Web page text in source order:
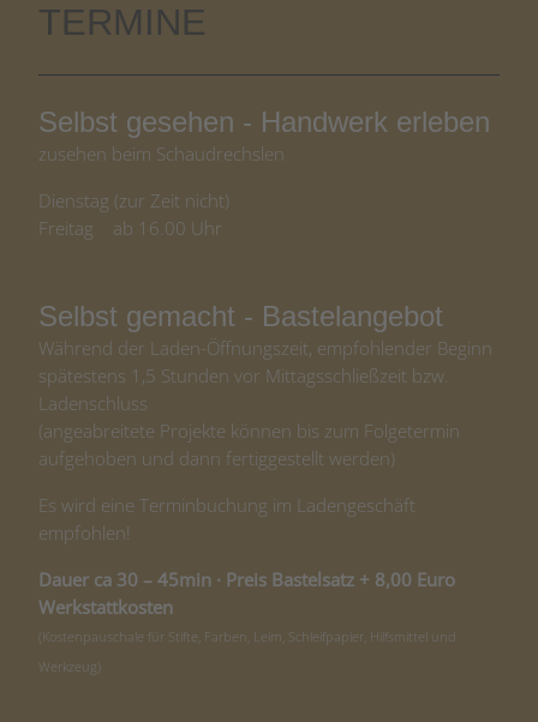
TERMINE
Selbst gesehen - Handwerk erleben
zusehen beim Schaudrechslen
Dienstag (zur Zeit nicht)
Freitag ab 16.00 Uhr
Selbst gemacht - Bastelangebot
Während der Laden-Öffnungszeit, empfohlender Beginn
spätestens 1,5 Stunden vor Mittagsschließzeit bzw.
Ladenschluss
(angeabreitete Projekte können bis zum Folgetermin
aufgehoben und dann fertiggestellt werden)
Es wird eine Terminbuchung im Ladengeschäft
empfohlen!
Dauer ca 30 – 45min · Preis Bastelsatz + 8,00 Euro
Werkstattkosten
(Kostenpauschale für Stifte, Farben, Leim, Schleifpapier, Hilfsmittel und
Werkzeug)